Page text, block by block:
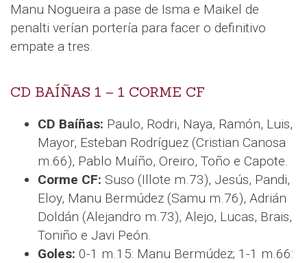
Manu Nogueira a pase de Isma e Maikel de
penalti verían portería para facer o definitivo
empate a tres.
CD BAÍÑAS 1 – 1 CORME CF
CD Baíñas: Paulo, Rodri, Naya, Ramón, Luis,
Mayor, Esteban Rodríguez (Cristian Canosa
m.66), Pablo Muíño, Oreiro, Toño e Capote.
Corme CF: Suso (Illote m.73), Jesús, Pandi,
Eloy, Manu Bermúdez (Samu m.76), Adrián
Doldán (Alejandro m.73), Alejo, Lucas, Brais,
Toniño e Javi Peón.
Goles: 0-1 m.15: Manu Bermúdez; 1-1 m.66: